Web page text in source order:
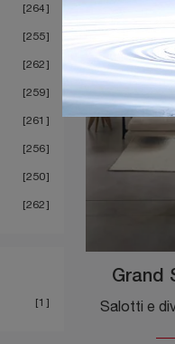
264
255
262
259
261
256
250
262
1
Grand